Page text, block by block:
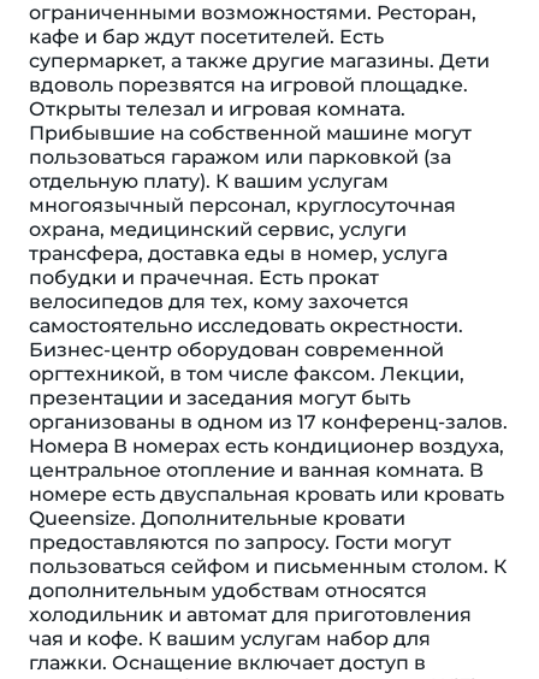
ограниченными возможностями. Ресторан,
кафе и бар ждут посетителей. Есть
супермаркет, а также другие магазины. Дети
вдоволь порезвятся на игровой площадке.
Открыты телезал и игровая комната.
Прибывшие на собственной машине могут
пользоваться гаражом или парковкой (за
отдельную плату). К вашим услугам
многоязычный персонал, круглосуточная
охрана, медицинский сервис, услуги
трансфера, доставка еды в номер, услуга
побудки и прачечная. Есть прокат
велосипедов для тех, кому захочется
самостоятельно исследовать окрестности.
Бизнес-центр оборудован современной
оргтехникой, в том числе факсом. Лекции,
презентации и заседания могут быть
организованы в одном из 17 конференц-залов.
Номера В номерах есть кондиционер воздуха,
центральное отопление и ванная комната. В
номере есть двуспальная кровать или кровать
Queensize. Дополнительные кровати
предоставляются по запросу. Гости могут
пользоваться сейфом и письменным столом. К
дополнительным удобствам относятся
холодильник и автомат для приготовления
чая и кофе. К вашим услугам набор для
глажки. Оснащение включает доступ в